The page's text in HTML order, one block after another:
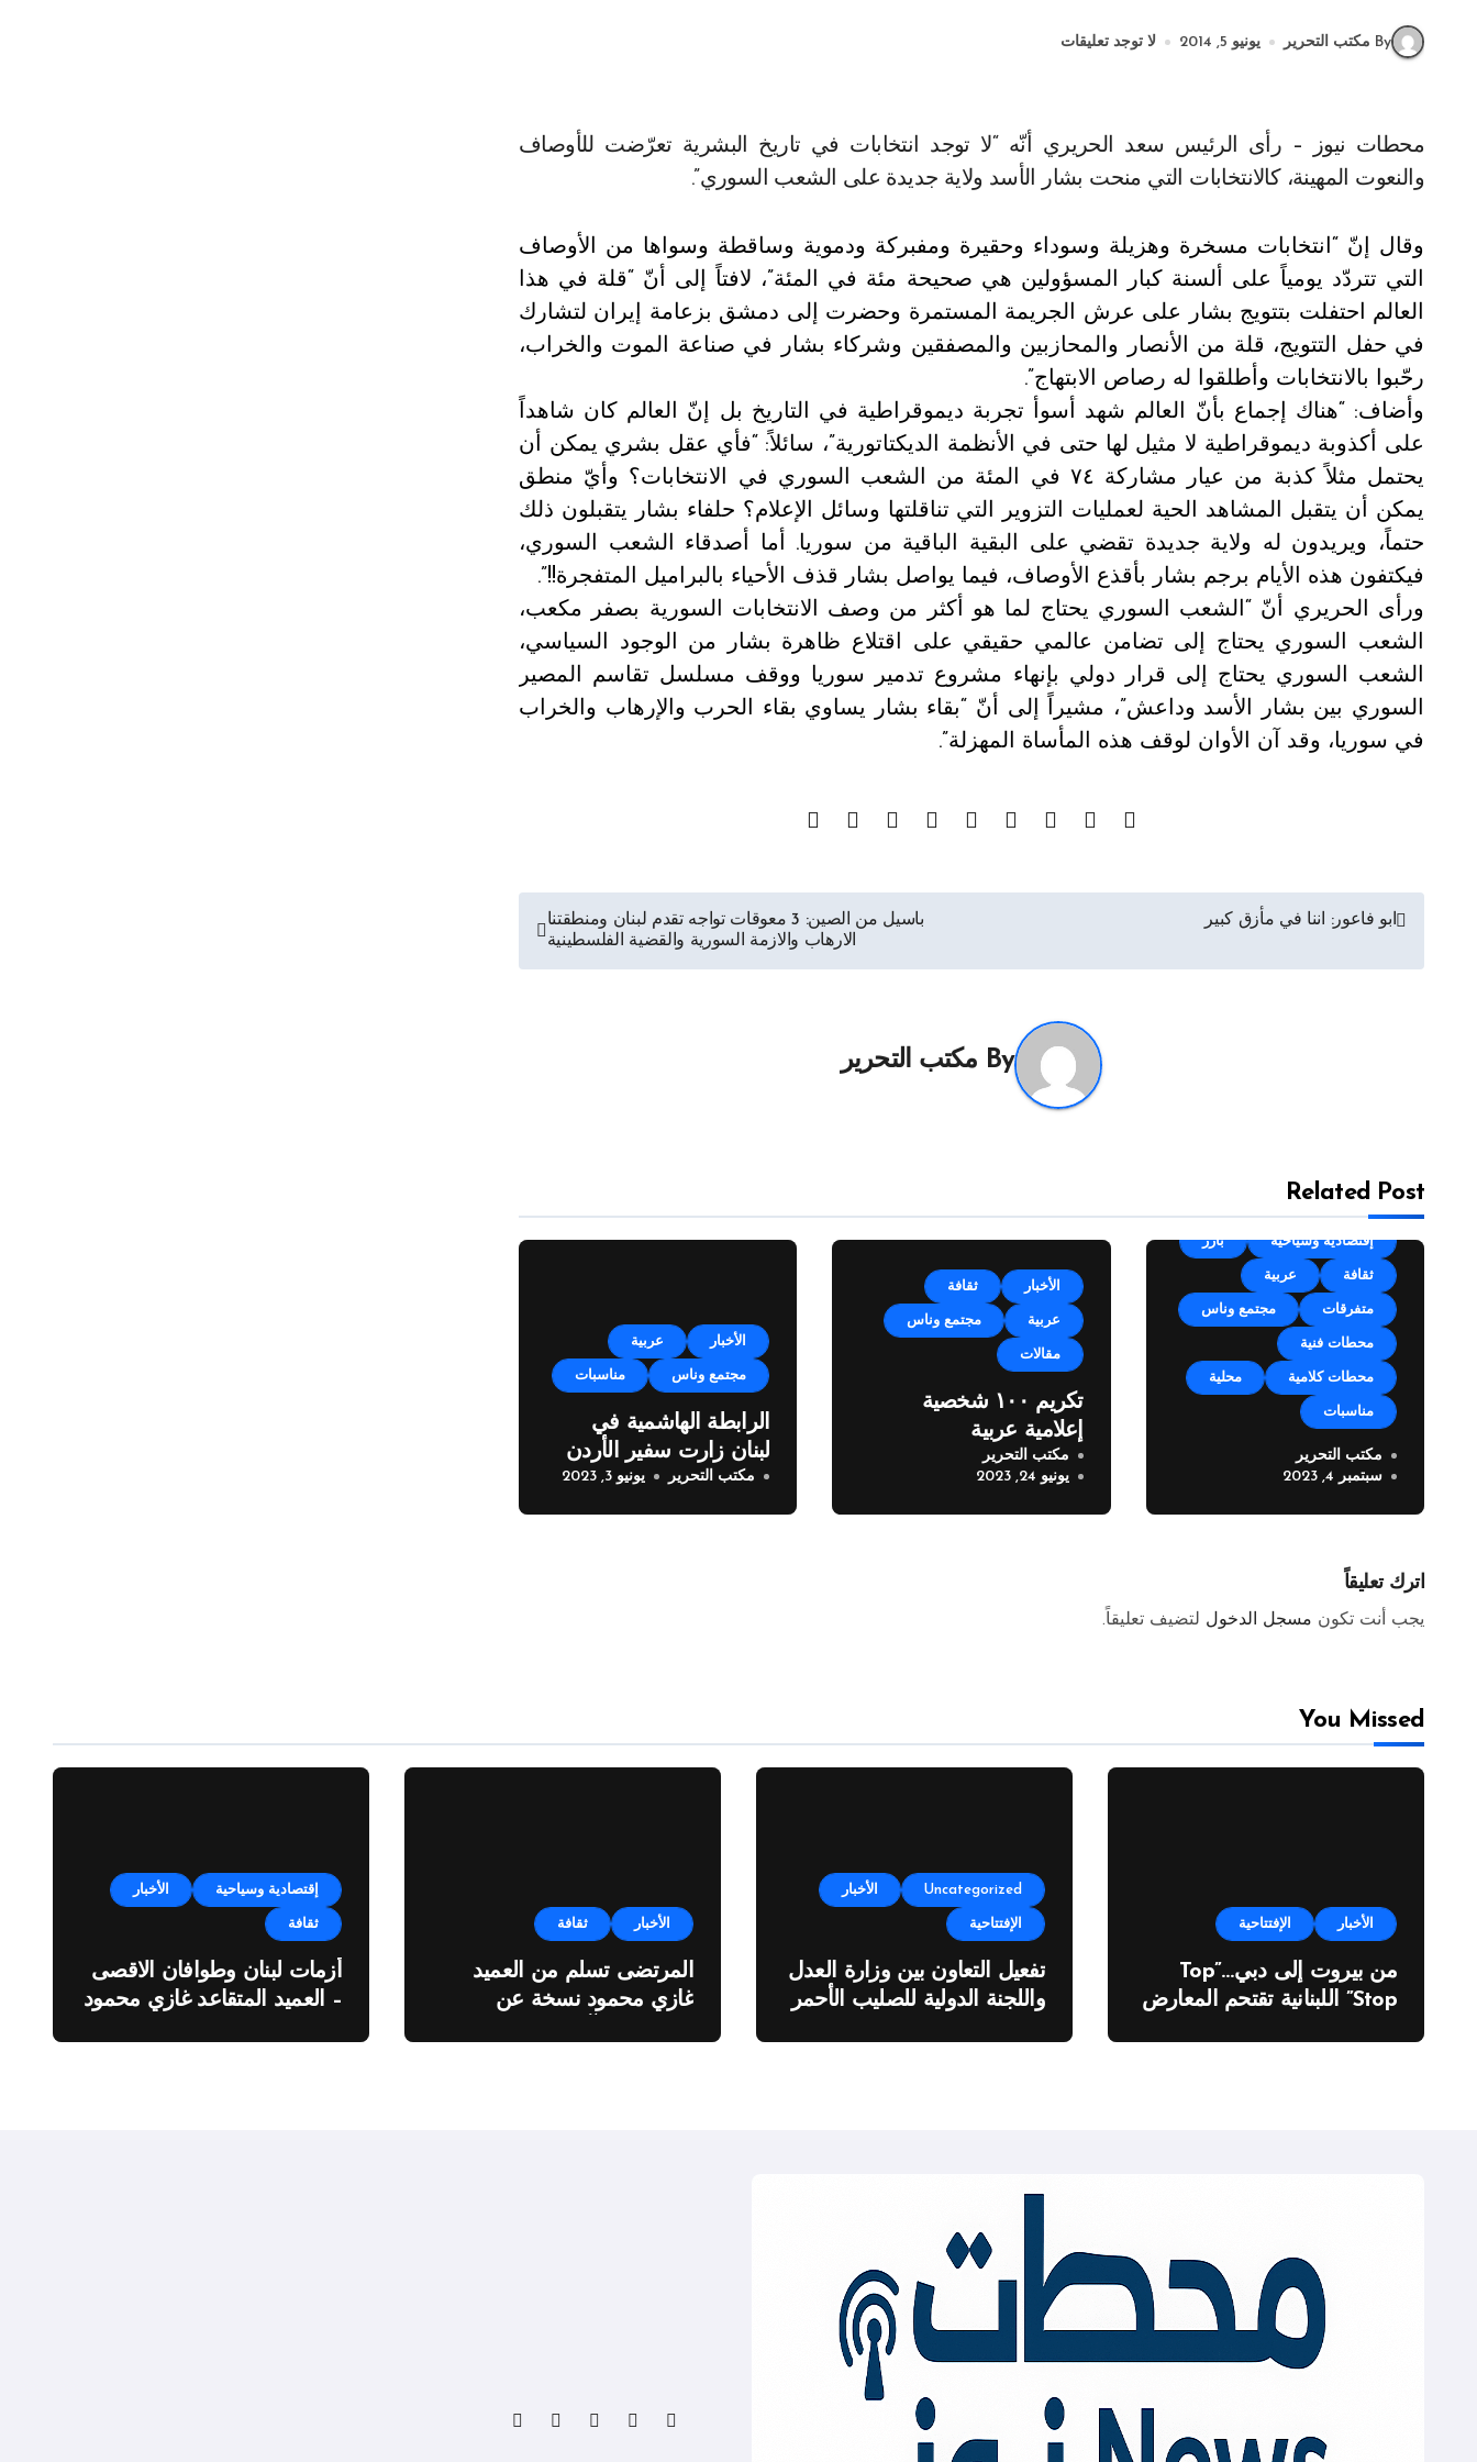
By مكتب التحرير يونيو 5, 2014 لا توجد تعليقات
محطات نيوز – رأى الرئيس سعد الحريري أنّه “لا توجد انتخابات في تاريخ البشرية تعرّضت للأوصاف
والنعوت المهينة، كالانتخابات التي منحت بشار الأسد ولاية جديدة على الشعب السوري”.
وقال إنّ “انتخابات مسخرة وهزيلة وسوداء وحقيرة ومفبركة ودموية وساقطة وسواها من الأوصاف
التي تتردّد يومياً على ألسنة كبار المسؤولين هي صحيحة مئة في المئة”، لافتاً إلى أنّ “قلة في هذا
العالم احتفلت بتتويج بشار على عرش الجريمة المستمرة وحضرت إلى دمشق بزعامة إيران لتشارك
في حفل التتويج، قلة من الأنصار والمحازبين والمصفقين وشركاء بشار في صناعة الموت والخراب،
رحّبوا بالانتخابات وأطلقوا له رصاص الابتهاج”.
وأضاف: “هناك إجماع بأنّ العالم شهد أسوأ تجربة ديموقراطية في التاريخ بل إنّ العالم كان شاهداً
على أكذوبة ديموقراطية لا مثيل لها حتى في الأنظمة الديكتاتورية”، سائلاً: “فأي عقل بشري يمكن أن
يحتمل مثلاً كذبة من عيار مشاركة ٧٤ في المئة من الشعب السوري في الانتخابات؟ وأيّ منطق
يمكن أن يتقبل المشاهد الحية لعمليات التزوير التي تناقلتها وسائل الإعلام؟ حلفاء بشار يتقبلون ذلك
حتماً، ويريدون له ولاية جديدة تقضي على البقية الباقية من سوريا. أما أصدقاء الشعب السوري،
فيكتفون هذه الأيام برجم بشار بأقذع الأوصاف، فيما يواصل بشار قذف الأحياء بالبراميل المتفجرة!!”.
ورأى الحريري أنّ “الشعب السوري يحتاج لما هو أكثر من وصف الانتخابات السورية بصفر مكعب،
الشعب السوري يحتاج إلى تضامن عالمي حقيقي على اقتلاع ظاهرة بشار من الوجود السياسي،
الشعب السوري يحتاج إلى قرار دولي بإنهاء مشروع تدمير سوريا ووقف مسلسل تقاسم المصير
السوري بين بشار الأسد وداعش”، مشيراً إلى أنّ “بقاء بشار يساوي بقاء الحرب والإرهاب والخراب
في سوريا، وقد آن الأوان لوقف هذه المأساة المهزلة”.
تصفّح
المقالات
ابو فاعور: اننا في مأزق كبير
باسيل من الصين: 3 معوقات تواجه تقدم لبنان ومنطقتنا
الارهاب والازمة السورية والقضية الفلسطينية
By مكتب التحرير
Related Post
إقتصادية وسياحية بارز
ثقافة عربية
متفرقات مجتمع وناس
محطات فنية
محطات كلامية محلية
مناسبات
مهرجان زوق مكايل “بلدتنا
العيد” في نسخته الرابعة
مكتب التحرير
سبتمبر 4, 2023
الأخبار ثقافة
عربية مجتمع وناس
مقالات
تكريم ١٠٠ شخصية
إعلامية عربية
مكتب التحرير
يونيو 24, 2023
الأخبار عربية
مجتمع وناس مناسبات
الرابطة الهاشمية في
لبنان زارت سفير الأردن
لتهنئة جلالة الملك بزواج
ولي العهد
مكتب التحرير يونيو 3, 2023
اترك تعليقاً
يجب أنت تكون مسجل الدخول لتضيف تعليقاً.
You Missed
الأخبار الإفتتاحية
من بيروت إلى دبي…”Top
Stop” اللبنانية تقتحم المعارض
Uncategorized الأخبار
الإفتتاحية
تفعيل التعاون بين وزارة العدل
واللجنة الدولية للصليب الأحمر
الأخبار ثقافة
المرتضى تسلم من العميد
غازي محمود نسخة عن
إقتصادية وسياحية الأخبار
ثقافة
أزمات لبنان وطوافان الاقصى
– العميد المتقاعد غازي محمود